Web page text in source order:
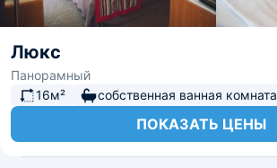
Люкс
Панорамный
16м²
собственная ванная комната
ПОКАЗАТЬ ЦЕНЫ